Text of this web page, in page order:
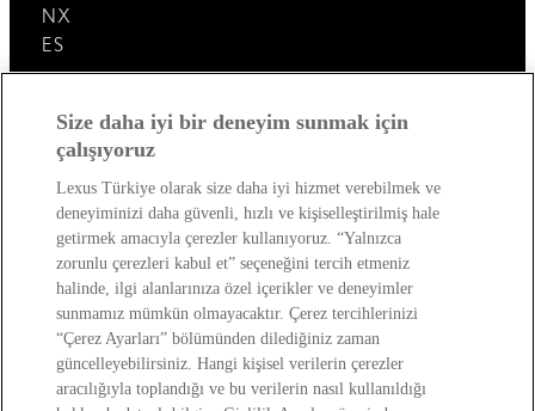
NX
ES
Lexus'u Keşfedin!
Satış Sonrası
Lexus Dünyası
Size daha iyi bir deneyim sunmak için
çalışıyoruz
Lexus Türkiye olarak size daha iyi hizmet verebilmek ve
deneyiminizi daha güvenli, hızlı ve kişiselleştirilmiş hale
getirmek amacıyla çerezler kullanıyoruz. “Yalnızca
zorunlu çerezleri kabul et” seçeneğini tercih etmeniz
halinde, ilgi alanlarınıza özel içerikler ve deneyimler
sunmamız mümkün olmayacaktır. Çerez tercihlerinizi
“Çerez Ayarları” bölümünden dilediğiniz zaman
güncelleyebilirsiniz. Hangi kişisel verilerin çerezler
aracılığıyla toplandığı ve bu verilerin nasıl kullanıldığı